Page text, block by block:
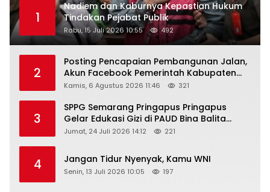
1
Nadiem dan Kaburnya Kepastian Hukum
Tindakan Pejabat Publik
Rabu, 15 Juli 2026 10:55 492
2
Posting Pencapaian Pembangunan Jalan,
Akun Facebook Pemerintah Kabupaten
Rembang “Dirujak” Warganet
Kamis, 6 Agustus 2026 11:46 321
3
SPPG Semarang Pringapus Pringapus
Gelar Edukasi Gizi di PAUD Bina Balita
Peringati Hari Anak Nasional 2026
Jumat, 24 Juli 2026 14:12 221
4 Jangan Tidur Nyenyak, Kamu WNI
Senin, 13 Juli 2026 10:05 197